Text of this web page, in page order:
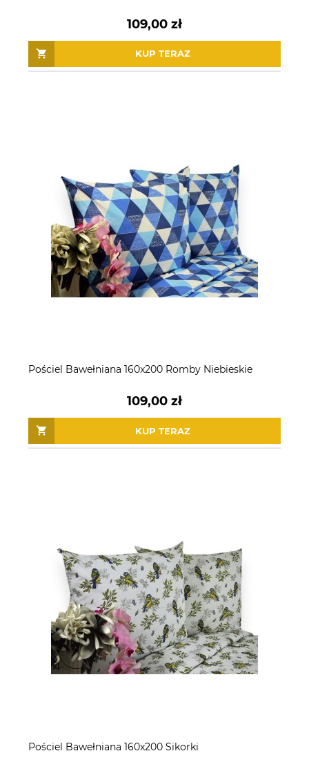
109,00 zł
KUP TERAZ
Pościel Bawełniana 160x200 Romby Niebieskie
109,00 zł
KUP TERAZ
Pościel Bawełniana 160x200 Sikorki